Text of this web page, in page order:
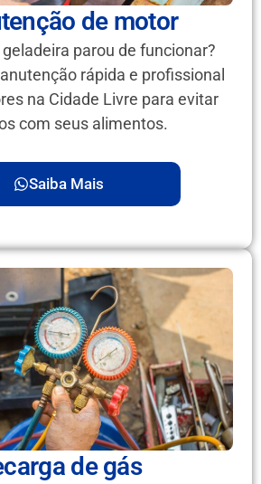
de motor
parou de funcionar?
rápida e profissional
na Cidade Livre para evitar
com seus alimentos.
Saiba Mais
de gás